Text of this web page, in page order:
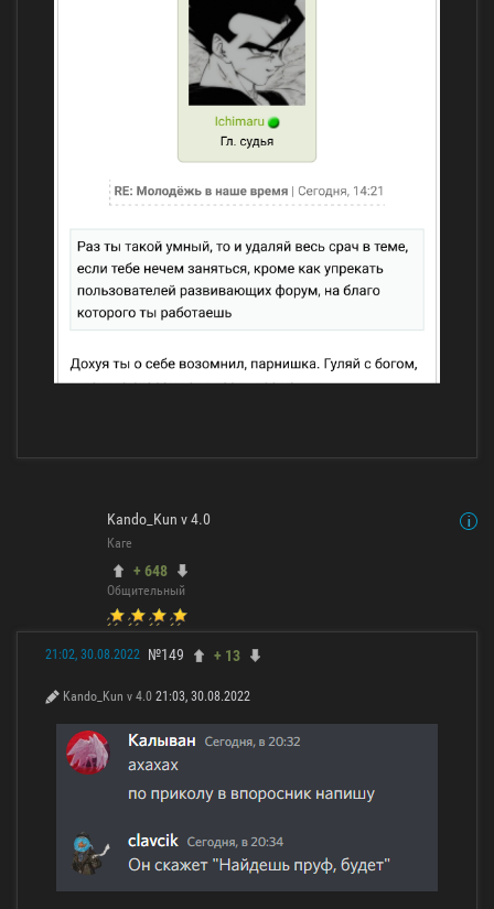
Kando_Kun v 4.0
Каге
+ 648
Общительный
21:02, 30.08.2022 №149 + 13
Kando_Kun v 4.0 21:03, 30.08.2022